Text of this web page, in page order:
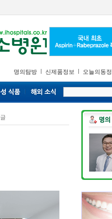
명의탐방 신제품정보 오늘의동정